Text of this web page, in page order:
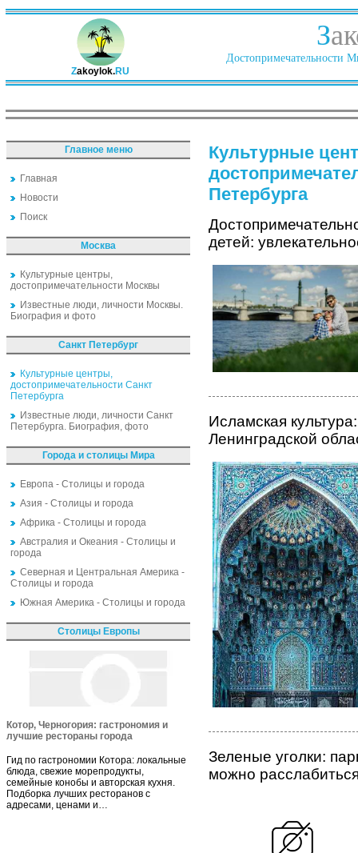
Zakoylok.RU
З
Достопримечательности
Главное меню
Главная
Новости
Поиск
Москва
Культурные центры,
достопримечательности Москвы
Известные люди, личности Москвы.
Биография и фото
Санкт Петербург
Культурные центры,
достопримечательности Санкт
Петербурга
Известные люди, личности Санкт
Петербурга. Биография, фото
Города и столицы Мира
Европа - Столицы и города
Азия - Столицы и города
Африка - Столицы и города
Австралия и Океания - Столицы и
города
Северная и Центральная Америка -
Столицы и города
Южная Америка - Столицы и города
Столицы Европы
Котор, Черногория: гастрономия и
лучшие рестораны города
Гид по гастрономии Котора: локальные
блюда, свежие морепродукты,
семейные конобы и авторская кухня.
Подборка лучших ресторанов с
адресами, ценами и…
Культурные
Петербурга
детей:
Исламская
Ленинградской
Зеленые уголки:
можно